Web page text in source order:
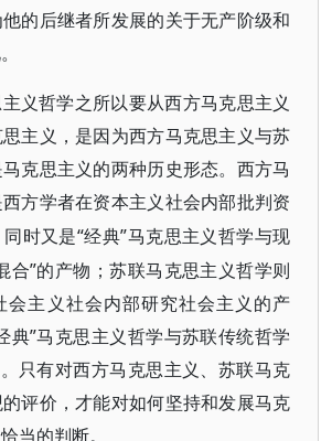
的后继者所发展的关于无产阶级和
义哲学之所以要从西方马克思主义
主义，是因为西方马克思主义与苏
克思主义的两种历史形态。西方马
方学者在资本主义社会内部批判资
时又是“经典”马克思主义哲学与现
合”的产物；苏联马克思主义哲学则
会主义社会内部研究社会主义的产
典”马克思主义哲学与苏联传统哲学
只有对西方马克思主义、苏联马克
评价，才能对如何坚持和发展马克
当的判断。